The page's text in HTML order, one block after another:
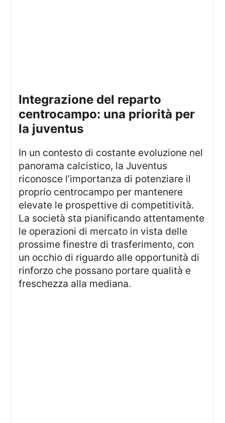
integrazione del reparto
centrocampo: una priorità per
la juventus
In un contesto di costante evoluzione nel
panorama calcistico, la Juventus
riconosce l’importanza di potenziare il
proprio centrocampo per mantenere
elevate le prospettive di competitività.
La società sta pianificando attentamente
le operazioni di mercato in vista delle
prossime finestre di trasferimento, con
un occhio di riguardo alle opportunità di
rinforzo che possano portare qualità e
freschezza alla mediana.